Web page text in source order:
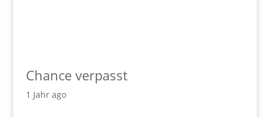
Chance verpasst
1 Jahr ago